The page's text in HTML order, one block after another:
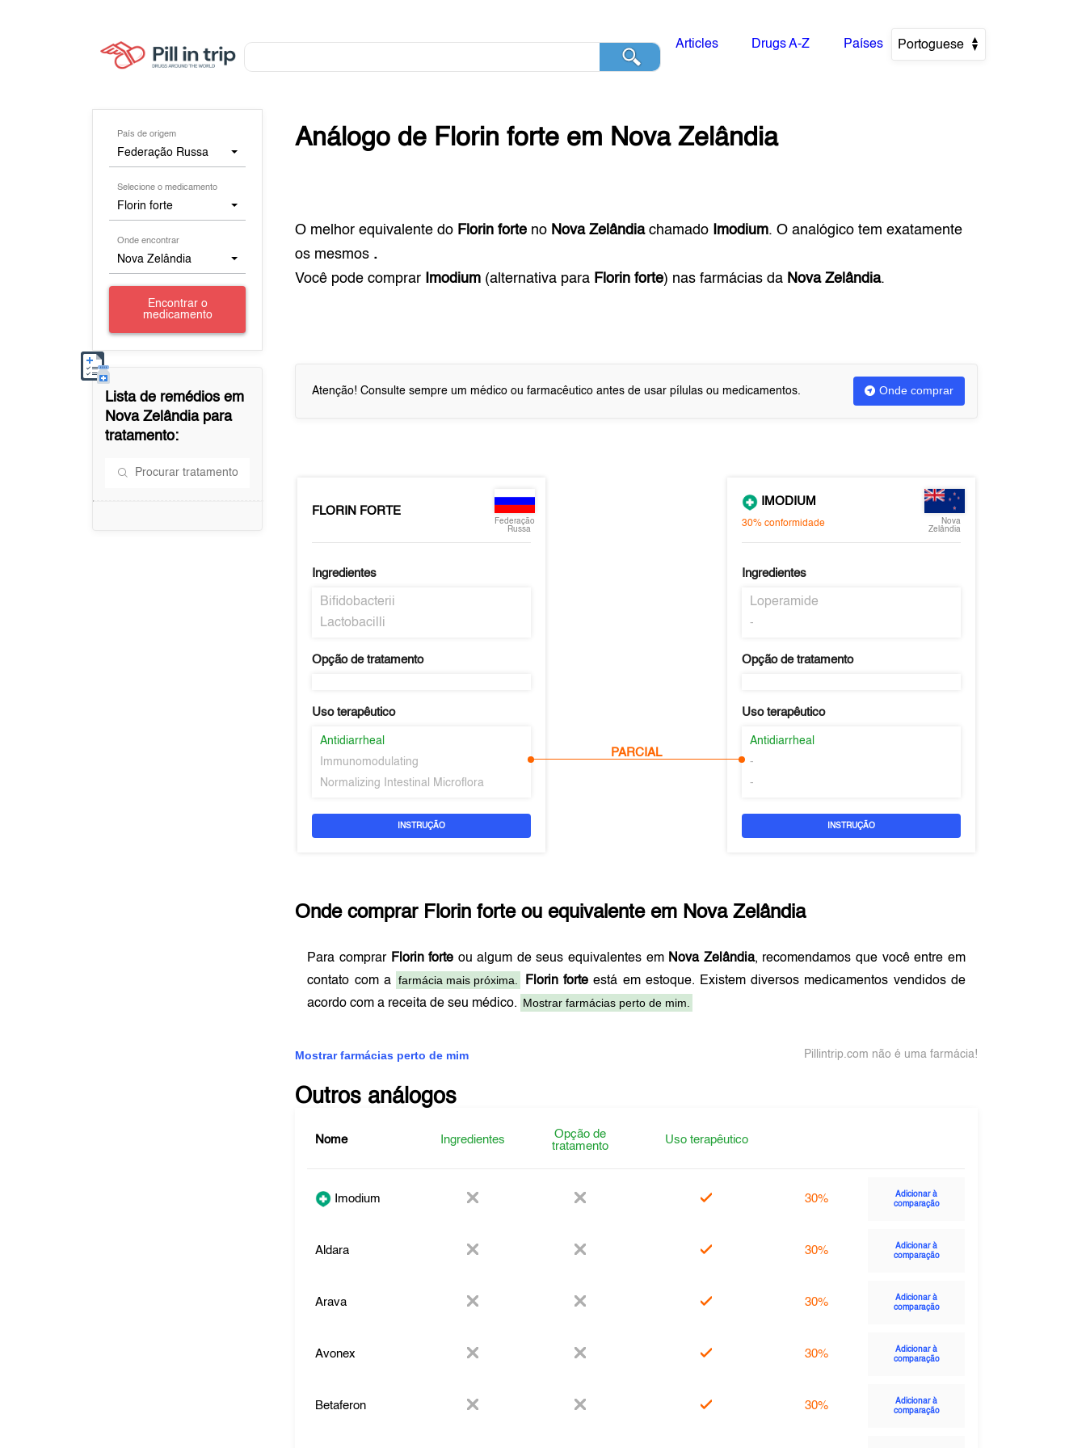
Articles Drugs A-Z Países Portoguese
País de origem
Federação Russa
Selecione o medicamento
Florin forte
Onde encontrar
Nova Zelândia
Encontrar o
medicamento
Lista de remédios em
Nova Zelândiapara
tratamento:
Análogo de Florin forte em Nova Zelândia
O melhor equivalente do Florin forte no Nova Zelândiachamado Imodium. O analógico tem exatamente
os mesmos .
Você pode comprar
Imodium (alternativa para Florin forte) nas farmácias da Nova Zelândia.
Atenção! Consulte sempre um médico ou farmacêutico antes de usar pílulas ou medicamentos. Onde comprar
FLORIN FORTE
Federação
Russa
Ingredientes
Bifidobacterii
Lactobacilli
Opção de tratamento
Uso terapêutico
Antidiarrheal
Immunomodulating
Normalizing Intestinal Microflora
INSTRUÇÃO
PARCIAL
IMODIUM
30% conformidade
Nova
Zelândia
Ingredientes
Loperamide
-
Opção de tratamento
Uso terapêutico
Antidiarrheal
-
-
INSTRUÇÃO
Onde comprar Florin forteou equivalente em Nova Zelândia
Para comprar Florin forte ou algum de seus equivalentes em Nova Zelândia, recomendamos que você entre em
contato com a farmácia mais próxima. Florin forte está em estoque. Existem diversos medicamentos vendidos de
acordo com a receita de seu médico. Mostrar farmácias perto de mim.
Mostrar farmácias perto de mim Pillintrip.com não é uma farmácia!
Outros análogos
Nome Ingredientes
Opção de
tratamento
Uso terapêutico
Imodium 30%
Adicionar à
comparação
Aldara 30%
Adicionar à
comparação
Arava 30%
Adicionar à
comparação
Avonex 30%
Adicionar à
comparação
Betaferon 30%
Adicionar à
comparação